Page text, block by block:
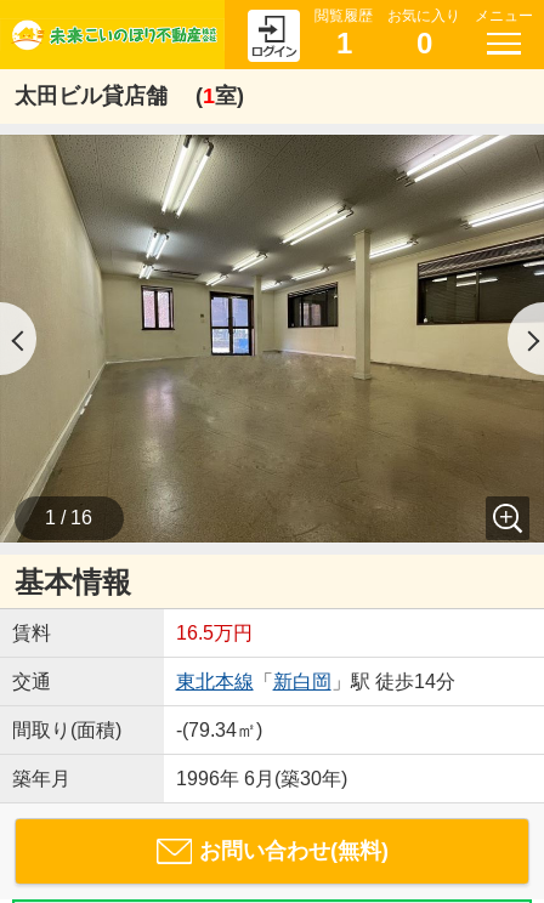
閲覧履歴
1
お気に入り
0
メニュー
太田ビル貸店舗 (1室)
1 / 16
基本情報
賃料 16.5万円
交通 東北本線 「 新白岡 」駅 徒歩14分
間取り(面積) -(79.34㎡)
築年月 1996年 6月(築30年)
お問い合わせ(無料)